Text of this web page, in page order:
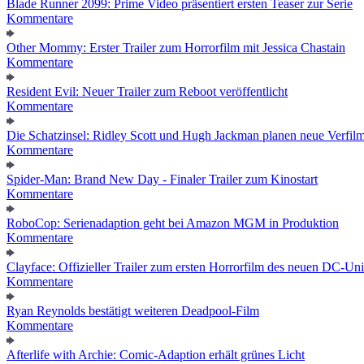
Blade Runner 2099: Prime Video präsentiert ersten Teaser zur Serie
Kommentare
Other Mommy: Erster Trailer zum Horrorfilm mit Jessica Chastain
Kommentare
Resident Evil: Neuer Trailer zum Reboot veröffentlicht
Kommentare
Die Schatzinsel: Ridley Scott und Hugh Jackman planen neue
Kommentare
Spider-Man: Brand New Day - Finaler Trailer zum Kinostart
Kommentare
RoboCop: Serienadaption geht bei Amazon MGM in Produktion
Kommentare
Clayface: Offizieller Trailer zum ersten Horrorfilm des neuen DC-
Kommentare
Ryan Reynolds bestätigt weiteren Deadpool-Film
Kommentare
Afterlife with Archie: Comic-Adaption erhält grünes Licht